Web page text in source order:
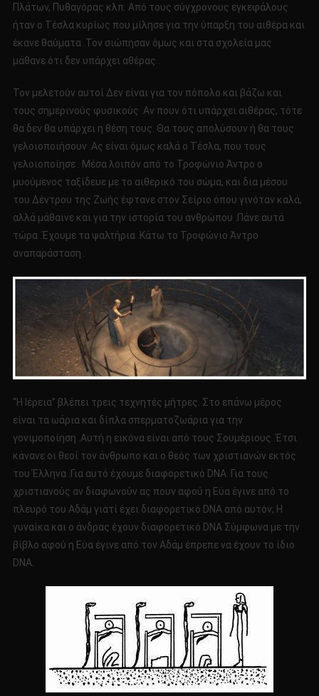
Πλάτων, Πυθαγόρας κλπ. Από τους σύγχρονους εγκεφάλους
ήταν ο Τέσλα κυρίως που μίλησε για την ύπαρξη του αιθέρα και
έκανε θαύματα .Τον σιώπησαν όμως και στα σχολεία μας
μάθανε ότι δεν υπάρχει αθέρας .
Τον μελετούν αυτοί Δεν είναι για τον πόπολο και βάζω και
τους σημερινούς φυσικούς .Αν πουν ότι υπάρχει αιθέρας, τότε
θα δεν θα υπάρχει η θέση τους. Θα τους απολύσουν ή θα τους
γελοιοποιήσουν .Ας είναι όμως καλά ο Τέσλα, που τους
γελοιοποίησε . Μέσα λοιπόν από το Τροφώνιο Άντρο ο
μυούμενος ταξίδευε με το αιθερικό του σώμα, και δια μέσου
του Δέντρου της Ζωής έφτανε στον Σείριο όπου γινόταν καλά,
αλλά μάθαινε και για την ιστορία του ανθρώπου .Πάνε αυτά
τώρα .Έχουμε τα ψαλτήρια .Κάτω το Τροφώνιο Άντρο
αναπαράσταση .
“Η Ιέρεια” βλέπει τρεις τεχνητές μήτρες. Στο επάνω μέρος
είναι τα ωάρια και δίπλα σπερματοζωάρια για την
γονιμοποίηση .Αυτή η εικόνα είναι από τους Σουμέριους .Έτσι
κάνανε οι θεοί τον άνθρωπο και ο θεός των χριστιανών εκτός
του Έλληνα .Για αυτό έχουμε διαφορετικό DNA. Για τους
χριστιανούς αν διαφωνούν ας πουν αφού η Εύα έγινε από το
πλευρό του Αδάμ γιατί έχει διαφορετικό DNA από αυτόν; Η
γυναίκα και ο άνδρας έχουν διαφορετικό DNA Σύμφωνα με την
βίβλο αφού η Εύα έγινε από τον Αδάμ έπρεπε να έχουν το ίδιο
DNA.